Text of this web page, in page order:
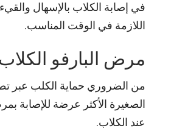
في إصابة الكلاب بالإسهال
اللازمة في الوقت المناسب.
مرض البارفو الكلاب
من الضروري حماية الكلب عبر
الصغيرة الأكثر عرضة للإصابة
عند الكلاب.